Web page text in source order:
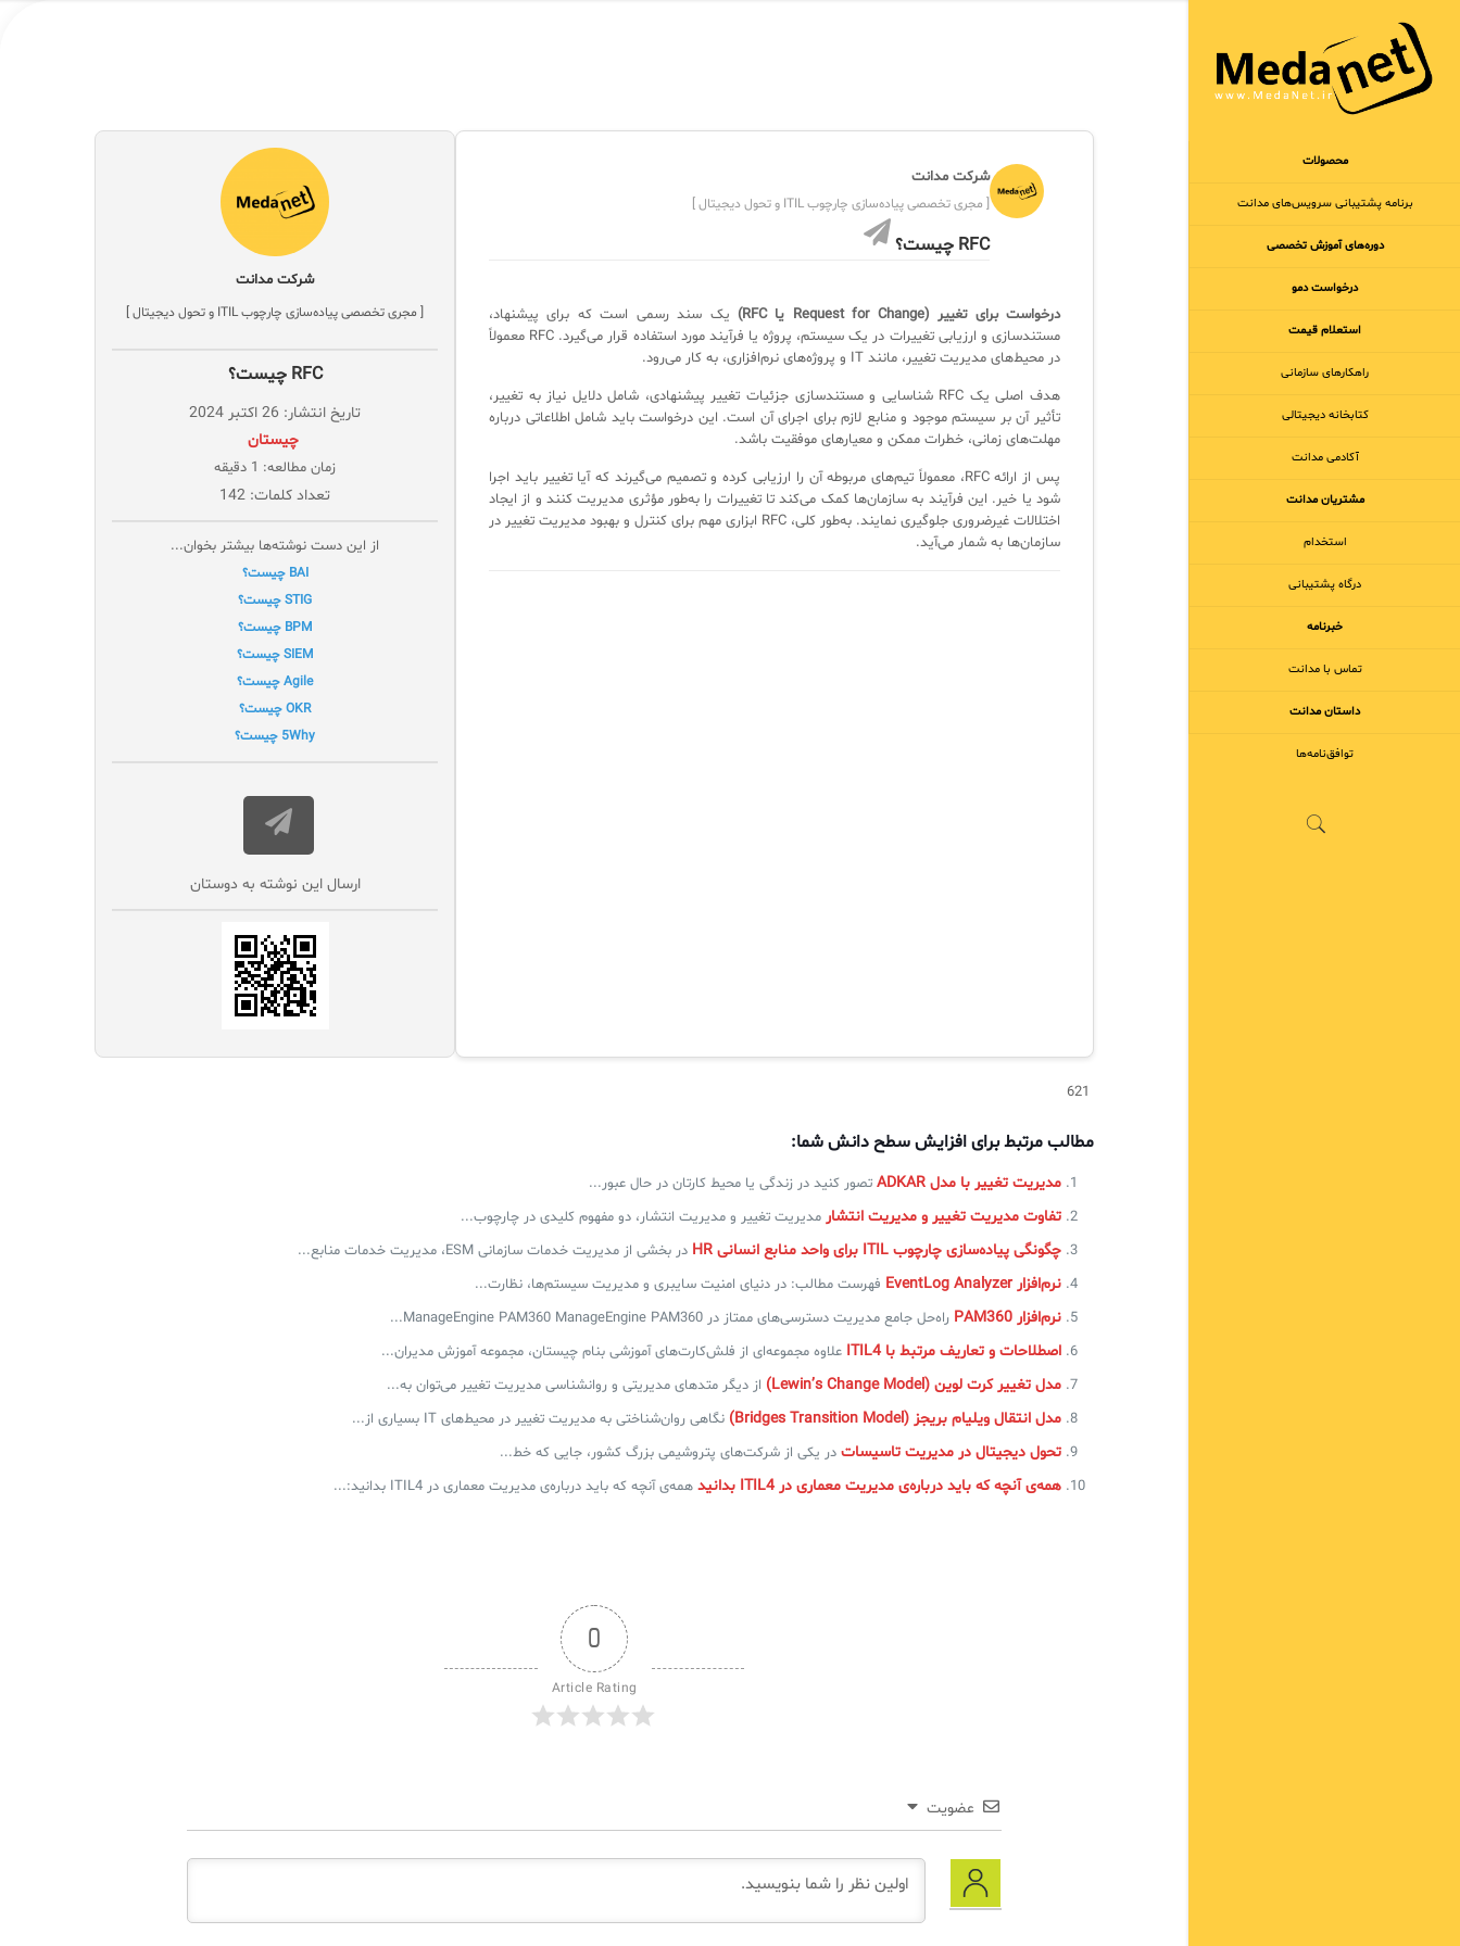
محصولات
برنامه‌ پشتیبانی سرویس‌های مدانت
دوره‌های آموزش تخصصی
درخواست دمو
استعلام قیمت
راهکارهای سازمانی
کتابخانه دیجیتالی
آکادمی مدانت
مشتریان مدانت
استخدام
درگاه پشتیبانی
خبرنامه
تماس با مدانت
داستان مدانت
توافق‌نامه‌ها
شرکت مدانت
[ مجری تخصصی پیاده‌سازی چارچوب ITIL و تحول دیجیتال ]
RFC چیست؟
درخواست برای تغییر (Request for Change یا RFC)
یک سند رسمی است که برای پیشنهاد،
مستندسازی و ارزیابی تغییرات در یک سیستم، پروژه یا فرآیند مورد استفاده قرار می‌گیرد. RFC معمولاً
در محیط‌های مدیریت تغییر، مانند IT و پروژه‌های نرم‌افزاری، به کار می‌رود.
هدف اصلی یک RFC شناسایی و مستندسازی جزئیات تغییر پیشنهادی، شامل دلایل نیاز به تغییر،
تأثیر آن بر سیستم موجود و منابع لازم برای اجرای آن است. این درخواست باید شامل اطلاعاتی درباره
مهلت‌های زمانی، خطرات ممکن و معیارهای موفقیت باشد.
پس از ارائه RFC، معمولاً تیم‌های مربوطه آن را ارزیابی کرده و تصمیم می‌گیرند که آیا تغییر باید اجرا
شود یا خیر. این فرآیند به سازمان‌ها کمک می‌کند تا تغییرات را به‌طور مؤثری مدیریت کنند و از ایجاد
اختلالات غیرضروری جلوگیری نمایند. به‌طور کلی، RFC ابزاری مهم برای کنترل و بهبود مدیریت تغییر در
سازمان‌ها به شمار می‌آید.
شرکت مدانت
[ مجری تخصصی پیاده‌سازی چارچوب ITIL و تحول دیجیتال ]
RFC چیست؟
تاریخ انتشار: 26 اکتبر 2024
‌ چیستان
زمان مطالعه: 1 دقیقه
تعداد کلمات: 142
از این دست نوشته‌ها بیشتر بخوان...
BAI چیست؟
STIG چیست؟
BPM چیست؟
SIEM چیست؟
Agile چیست؟
OKR چیست؟
5Why چیست؟
ارسال این نوشته به دوستان‌
621
مطالب مرتبط برای افزایش سطح دانش شما:
مدیریت تغییر با مدل ADKAR تصور کنید در زندگی یا محیط کارتان در حال عبور...
تفاوت مدیریت تغییر و مدیریت انتشار مدیریت تغییر و مدیریت انتشار، دو مفهوم کلیدی در چارچوب...
چگونگی پیاده‌سازی چارچوب ITIL‌ برای واحد منابع انسانی HR در بخشی از مدیریت خدمات سازمانی ESM، مدیریت خدمات منابع...
نرم‌افزار EventLog Analyzer فهرست مطالب: در دنیای امنیت سایبری و مدیریت سیستم‌ها، نظارت...
نرم‌افزار PAM360 راه‌حل جامع مدیریت دسترسی‌های ممتاز در ManageEngine PAM360 ManageEngine PAM360...
اصطلاحات و تعاریف مرتبط با ITIL4 علاوه مجموعه‌ای از فلش‌کارت‌های آموزشی بنام چیستان، مجموعه‌ آموزش مدیران...
مدل تغییر کرت لوین (Lewin’s Change Model) از دیگر متدهای مدیریتی و روانشناسی مدیریت تغییر می‌توان به...
مدل انتقال ویلیام بریجز (Bridges Transition Model) نگاهی روان‌شناختی به مدیریت تغییر در محیط‌های IT بسیاری از...
تحول دیجیتال در مدیریت تاسیسات در یکی از شرکت‌های پتروشیمی بزرگ کشور، جایی که خط...
همه‌ی آنچه که باید درباره‌ی مدیریت معماری در ITIL4 بدانید همه‌ی آنچه که باید درباره‌ی مدیریت معماری در ITIL4 بدانید:...
0
Article Rating
عضویت